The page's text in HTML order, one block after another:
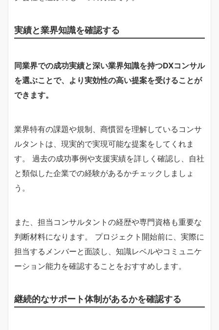
実績と業界知識を確認する
同業界での成功実績と深い業界知識を持つDXコンサル
を選ぶことで、より実効性の高い提案を受けることが
できます。
業界特有の課題や規制、商慣習を理解しているコンサ
ルタントは、現実的で実現可能な提案をしてくれま
す。 過去の成功事例や支援実績を詳しく確認し、自社
と類似した企業での経験があるかチェックしましょ
う。
また、担当コンサルタントの経歴や専門資格も重要な
判断材料になります。 プロジェクト開始前に、実際に
担当するメンバーと面談し、知識レベルやコミュニケ
ーション能力を確認することをおすすめします。
継続的なサポート体制があるかを確認する